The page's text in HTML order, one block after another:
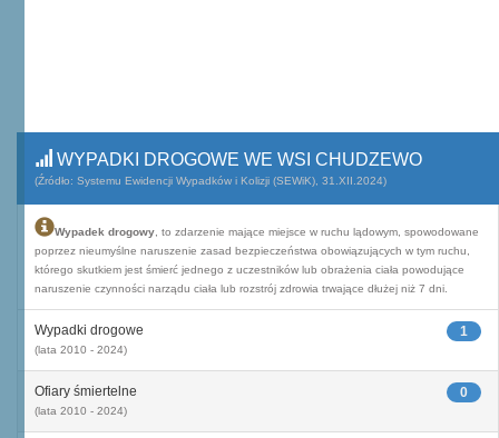
WYPADKI DROGOWE WE WSI CHUDZEWO
(Źródło: Systemu Ewidencji Wypadków i Kolizji (SEWiK), 31.XII.2024)
Wypadek drogowy , to zdarzenie mające miejsce w ruchu lądowym, spowodowane
poprzez nieumyślne naruszenie zasad bezpieczeństwa obowiązujących w tym ruchu,
którego skutkiem jest śmierć jednego z uczestników lub obrażenia ciała powodujące
naruszenie czynności narządu ciała lub rozstrój zdrowia trwające dłużej niż 7 dni.
1
Wypadki drogowe
(lata 2010 - 2024)
0
Ofiary śmiertelne
(lata 2010 - 2024)